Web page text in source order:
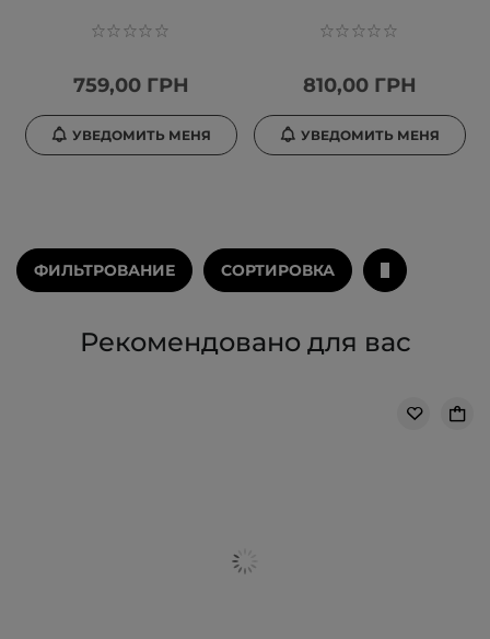
759,00 ГРН
УВЕДОМИТЬ МЕНЯ
810,00 ГРН
УВЕДОМИТЬ МЕНЯ
ФИЛЬТРОВАНИЕ СОРТИРОВКА
Рекомендовано для вас